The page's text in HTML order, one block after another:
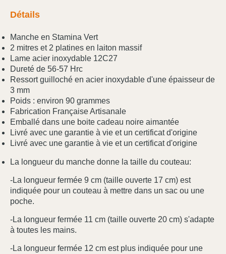
Détails
Manche en Stamina Vert
2 mitres et 2 platines en laiton massif
Lame acier inoxydable 12C27
Dureté de 56-57 Hrc
Ressort guilloché en acier inoxydable d'une épaisseur de
3 mm
Poids : environ 90 grammes
Fabrication Française Artisanale
Emballé dans une boite cadeau noire aimantée
Livré avec une garantie à vie et un certificat d'origine
Livré avec une garantie à vie et un certificat d'origine
La longueur du manche donne la taille du couteau:
-La longueur fermée 9 cm (taille ouverte 17 cm) est
indiquée pour un couteau à mettre dans un sac ou une
poche.
-La longueur fermée 11 cm (taille ouverte 20 cm) s'adapte
à toutes les mains.
-La longueur fermée 12 cm est plus indiquée pour une